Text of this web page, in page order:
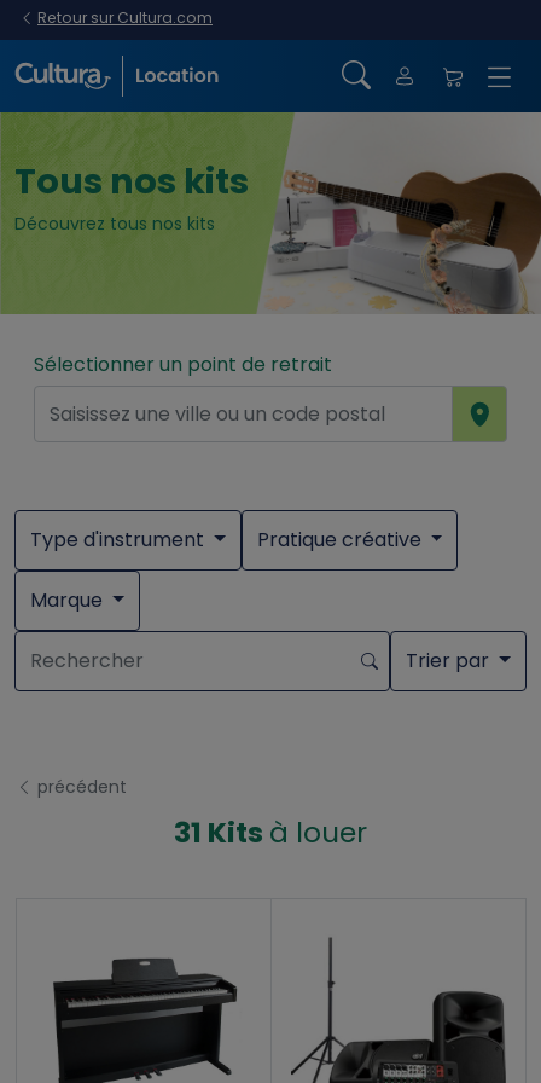
Retour sur Cultura.com
Sélectionner un point de retrait
Type d'instrument Pratique créative
Marque
Trier par
précédent
31 Kits à louer
Tous nos kits
Découvrez tous nos kits